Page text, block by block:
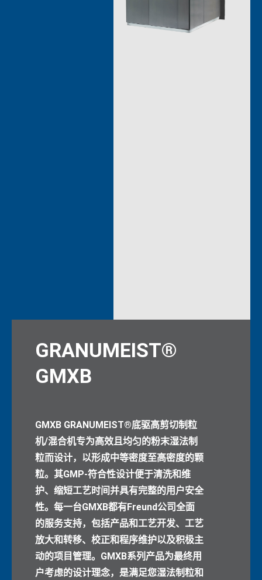
GRANUMEIST®
GMXB
GMXB GRANUMEIST®底驱高剪切制粒
机/混合机专为高效且均匀的粉末湿法制
粒而设计，以形成中等密度至高密度的颗
粒。其GMP-符合性设计便于清洗和维
护、缩短工艺时间并具有完整的用户安全
性。每一台GMXB都有Freund公司全面
的服务支持，包括产品和工艺开发、工艺
放大和转移、校正和程序维护以及积极主
动的项目管理。GMXB系列产品为最终用
户考虑的设计理念，是满足您湿法制粒和